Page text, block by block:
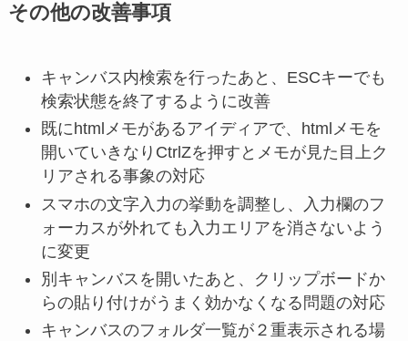
その他の改善事項
キャンバス内検索を行ったあと、ESCキーでも
検索状態を終了するように改善
既にhtmlメモがあるアイディアで、htmlメモを
開いていきなりCtrlZを押すとメモが見た目上ク
リアされる事象の対応
スマホの文字入力の挙動を調整し、入力欄のフ
ォーカスが外れても入力エリアを消さないよう
に変更
別キャンバスを開いたあと、クリップボードか
らの貼り付けがうまく効かなくなる問題の対応
キャンバスのフォルダ一覧が２重表示される場